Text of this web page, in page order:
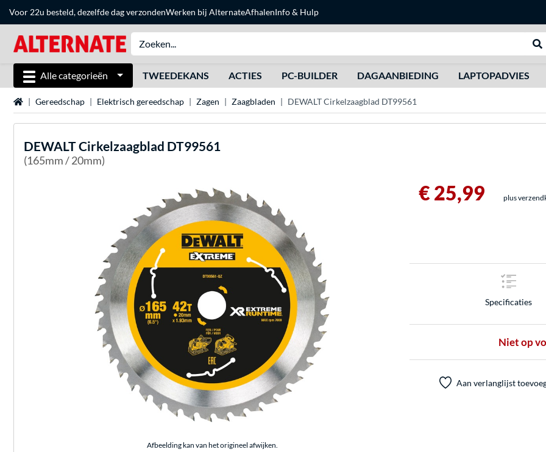
Voor 22u besteld, dezelfde dag verzondenWerken bij AlternateAfhalenInfo & Hulp
Alle categorieën TWEEDEKANS ACTIES PC-BUILDER DAGAANBIEDING LAPTOPADVIES
HomeGereedschap Elektrisch gereedschap Zagen Zaagbladen DEWALT Cirkelzaagblad DT99561
DEWALTCirkelzaagblad DT99561
(165mm / 20mm)
Afbeelding kan van het origineel afwijken.
€ 25,99 plus
Specificaties
Niet op
Aan verlanglijst